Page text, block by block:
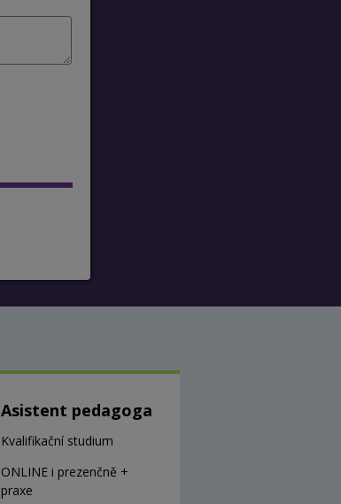
Asistent pedagoga
Kvalifikační studium
ONLINE i prezenčně +
praxe